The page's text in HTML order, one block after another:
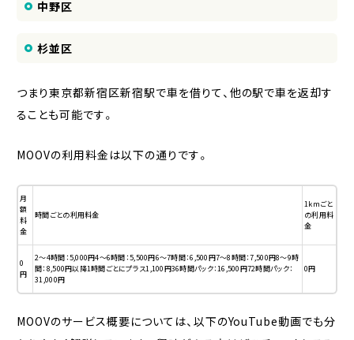
中野区
杉並区
つまり東京都新宿区新宿駅で車を借りて、他の駅で車を返却す
ることも可能です。
MOOVの利用料金は以下の通りです。
月
額
料
金
時間ごとの利用料金
1kmごと
の利用料
金
0
円
2〜4時間：5,000円4〜6時間：5,500円6〜7時間：6,500円7〜8時間：7,500円8〜9時
間：8,500円以降1時間ごとにプラス1,100円36時間パック：16,500円72時間パック：
31,000円
0円
MOOVのサービス概要については、以下のYouTube動画でも分